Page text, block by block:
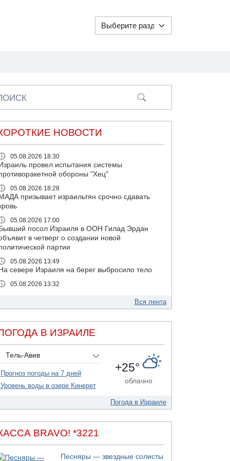
НОВОСТИ
05.08.2026 18:30
Израиль провел испытания системы
обороны "Хец"
05.08.2026 18:28
МАДА призывает израильтян срочно сдавать
05.08.2026 17:00
Бывший посол Израиля в ООН Гилад Эрдан
в четверг о создании новой
партии
05.08.2026 13:49
На севере Израиля на берег выбросило тело
05.08.2026 13:32
05.08.2026 10:16
активисты пытались ворваться в офис
"Религиозного сионизма"
05.08.2026 06:42
В Дубае поднимается дым над портом
Еще один меморандум для Ирана
и Министерство экологии
о необычно высоком уровне
воды в девяти реках и ручьях на
страны
Вся лента
В ИЗРАИЛЕ
Тель-Авив
Прогноз погоды на 7 дней
Уровень воды в озере Кинерет
+25°
облачно
Погода в Израиле
BRAVO! *3221
Песняры — звездные солисты